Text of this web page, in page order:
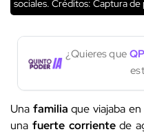
sociales. Créditos: Captura de
¿Quieres que
Una familia que viajaba en
una fuerte corrientede